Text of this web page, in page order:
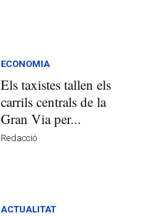
ECONOMIA
Els taxistes tallen els
carrils centrals de la
Gran Via per...
Redacció
ACTUALITAT